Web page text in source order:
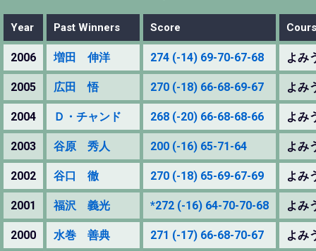
Year Past Winners Score
2006 増田 伸洋 274 (-14) 69-70-67-68 よみ
2005 広田 悟 270 (-18) 66-68-69-67 よみ
2004 Ｄ・チャンド 268 (-20) 66-68-68-66 よみ
2003 谷原 秀人 200 (-16) 65-71-64 よみ
2002 谷口 徹 270 (-18) 65-69-67-69 よみ
2001 福沢 義光 *272 (-16) 64-70-70-68 よみ
2000 水巻 善典 271 (-17) 66-68-70-67 よみ